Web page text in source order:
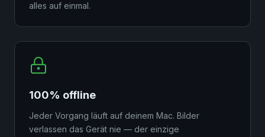
alles auf einmal.
100% offline
Jeder Vorgang läuft auf deinem Mac. Bilder
verlassen das Gerät nie — der einzige